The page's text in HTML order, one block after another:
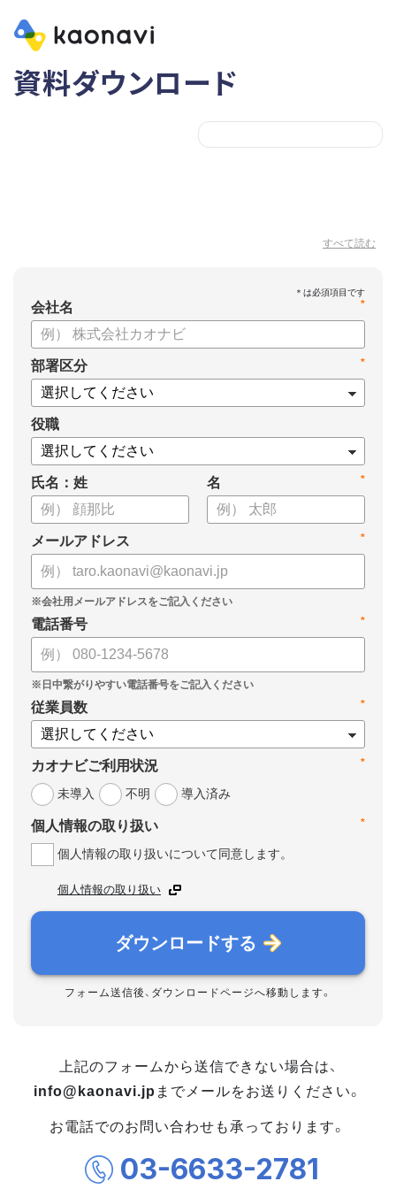
資料ダウンロード
すべて読む
*
会社名
*
部署区分
役職
氏名：姓 *
名
*
メールアドレス
*
電話番号
*
従業員数
*
カオナビご利用状況
未導入
不明 導入済み
*
個人情報の取り扱い
個人情報の取り扱いについて同意します。
個人情報の取り扱い
ダウンロードする
フォーム送信後、ダウンロードページへ移動します。
上記のフォームから送信できない場合は、
info@kaonavi.jp までメールをお送りください。
お電話でのお問い合わせも承っております。
03-6633-2781